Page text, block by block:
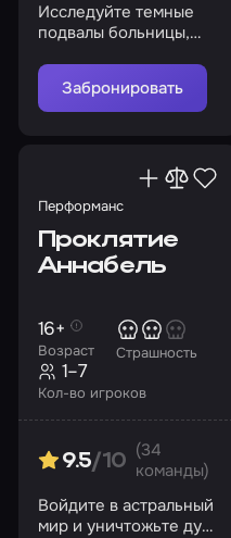
Исследуйте темные
подвалы больницы,
Забронировать
Перформанс
Проклятие
Аннабель
Возраст
16+
Страшность
Кол-во игроков
1–7
9.5/10
(34
команды)
Войдите в астральный
мир и уничтожьте дух